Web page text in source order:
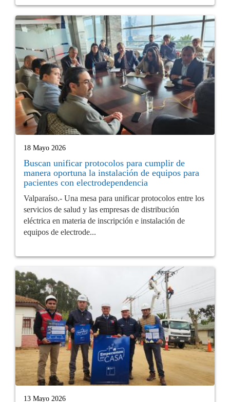
18 Mayo 2026
Buscan unificar protocolos para cumplir de
manera oportuna la instalación de equipos para
pacientes con electrodependencia
Valparaíso.- Una mesa para unificar protocolos entre los
servicios de salud y las empresas de distribución
eléctrica en materia de inscripción e instalación de
equipos de electrode...
13 Mayo 2026